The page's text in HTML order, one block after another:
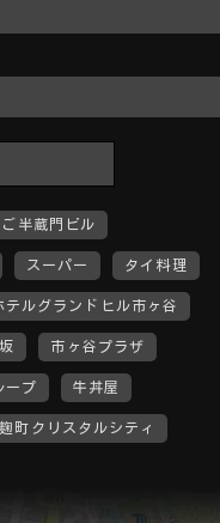
半蔵門ビル
スーパー
タイ料理
テルグランドヒル市ヶ谷
市ヶ谷プラザ
ープ
牛丼屋
麹町クリスタルシティ